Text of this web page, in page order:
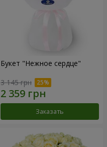
Букет "Нежное сердце"
3 145 грн
Заказать